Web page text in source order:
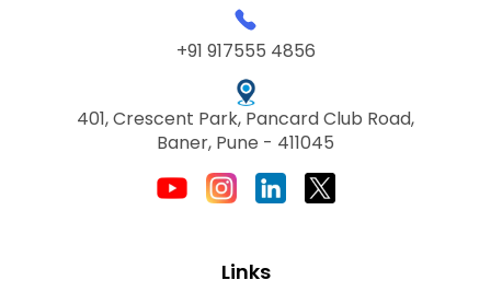
+91 917555 4856
401, Crescent Park, Pancard Club Road,
Baner, Pune - 411045
Links